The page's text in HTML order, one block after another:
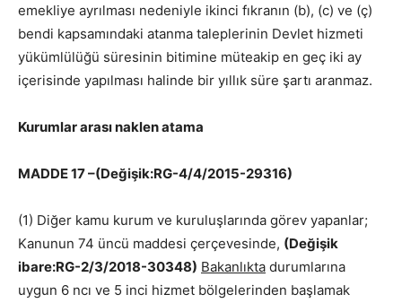
emekliye ayrılması nedeniyle ikinci fıkranın (b), (c) ve (ç)
bendi kapsamındaki atanma taleplerinin Devlet hizmeti
yükümlülüğü süresinin bitimine müteakip en geç iki ay
içerisinde yapılması halinde bir yıllık süre şartı aranmaz.
Kurumlar arası naklen atama
MADDE 17 –(Değişik:RG-4/4/2015-29316)
(1) Diğer kamu kurum ve kuruluşlarında görev yapanlar;
Kanunun 74 üncü maddesi çerçevesinde, (Değişik
ibare:RG-2/3/2018-30348) Bakanlıkta durumlarına
uygun 6 ncı ve 5 inci hizmet bölgelerinden başlamak